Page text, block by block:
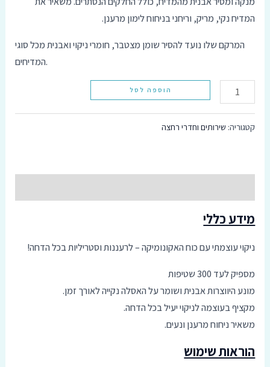
font_download סמן קישורים
אפס
האפשרויות
cached
המדיח נקי, מריק, וריחני בניחוח לימון מרענן.
המרקם שלו נועד להסיר שומן מצטבר, חומרי ניקוי ואבנית מכל סוגי
המדיחים.
הוספה לסל
קטגוריה: שירותים וחדרי רחצה
מידע כללי
ניקוי עוצמתי עם כוח האקונומיקה – לרעננות וסטריליות בכל הדחה!
מספיק לעד 300 שטיפות
מונע היווצרות אבנית ושומר על האסלה נקייה לאורך זמן.
מקציף בעוצמה לניקוי יעיל בכל הדחה.
משאיר ניחוח מרענן ונעים.
הוראות שימוש